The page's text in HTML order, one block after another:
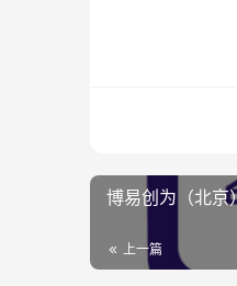
博易创为（北京
上一篇